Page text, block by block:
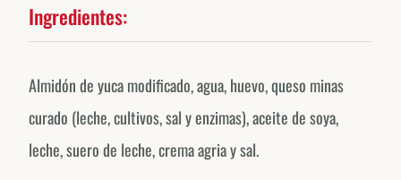
Ingredientes:
Almidón de yuca modificado, agua, huevo, queso minas
curado (leche, cultivos, sal y enzimas), aceite de soya,
leche, suero de leche, crema agria y sal.